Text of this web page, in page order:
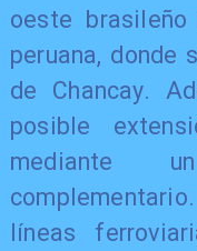
oeste
peruana, donde
de Chancay.
posible
mediante
líneas